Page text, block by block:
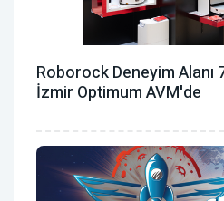
Roborock Deneyim
İzmir Optimum AVM'de